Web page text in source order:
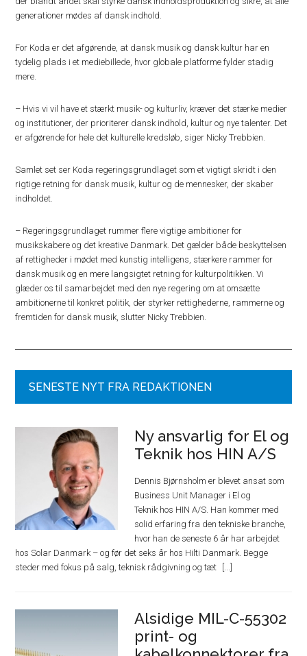
generationer mødes af dansk indhold.
For Koda er det afgørende, at dansk musik og dansk kultur har en
tydelig plads i et mediebillede, hvor globale platforme fylder stadig
mere.
– Hvis vi vil have et stærkt musik- og kulturliv, kræver det stærke medier
og institutioner, der prioriterer dansk indhold, kultur og nye talenter. Det
er afgørende for hele det kulturelle kredsløb, siger Nicky Trebbien.
Samlet set ser Koda regeringsgrundlaget som et vigtigt skridt i den
rigtige retning for dansk musik, kultur og de mennesker, der skaber
indholdet.
– Regeringsgrundlaget rummer flere vigtige ambitioner for
musikskabere og det kreative Danmark. Det gælder både beskyttelsen
af rettigheder i mødet med kunstig intelligens, stærkere rammer for
dansk musik og en mere langsigtet retning for kulturpolitikken. Vi
glæder os til samarbejdet med den nye regering om at omsætte
ambitionerne til konkret politik, der styrker rettighederne, rammerne og
fremtiden for dansk musik, slutter Nicky Trebbien.
SENESTE NYT FRA REDAKTIONEN
Ny ansvarlig for El og
Teknik hos HIN A/S
Dennis Bjørnsholm er blevet ansat som
Business Unit Manager i El og
Teknik hos HIN A/S. Han kommer med
solid erfaring fra den tekniske branche,
hvor han de seneste 6 år har arbejdet
hos Solar Danmark – og før det seks år hos Hilti Danmark. Begge
steder med fokus på salg, teknisk rådgivning og tæt
Alsidige MIL-C-55302
print- og